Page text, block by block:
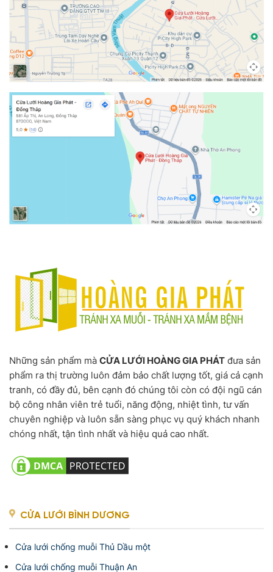
Những sản phẩm mà CỬA LƯỚI HOÀNG GIA PHÁT đưa sản
phẩm ra thị trường luôn đảm bảo chất lượng tốt, giá cả cạnh
tranh, có đầy đủ, bên cạnh đó chúng tôi còn có đội ngũ cán
bộ công nhân viên trẻ tuổi, năng động, nhiệt tình, tư vấn
chuyên nghiệp và luôn sẵn sàng phục vụ quý khách nhanh
chóng nhất, tận tình nhất và hiệu quả cao nhất.
CỬA LƯỚI BÌNH DƯƠNG
Cửa lưới chống muỗi Thủ Dầu một
Cửa lưới chống muỗi Thuận An